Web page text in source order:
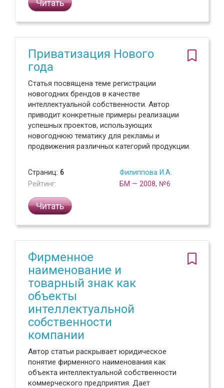
Читать
Приватизация Нового
года
Статья посвящена теме регистрации
новогодних брендов в качестве
интеллектуальной собственности. Автор
приводит конкретные примеры реализации
успешных проектов, использующих
новогоднюю тематику для рекламы и
продвижения различных категорий продукции.
Страниц: 6
Рейтинг:
Филиппова И.А.
БМ — 2008, №6
Читать
Фирменное
наименование и
товарный знак как
объекты
интеллектуальной
собственности
компании
Автор статьи раскрывает юридическое
понятие фирменного наименования как
объекта интеллектуальной собственности
коммерческого предприятия. Дает